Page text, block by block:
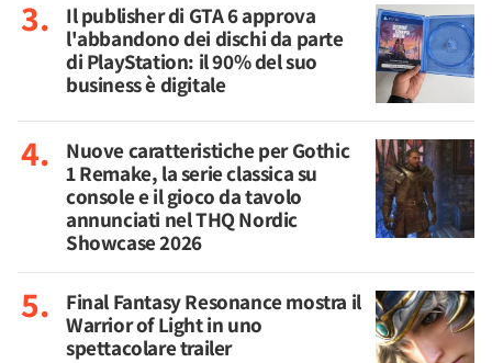
Il publisher di GTA 6 approva
l'abbandono dei dischi da parte
di PlayStation: il 90% del suo
business è digitale
Nuove caratteristiche per Gothic
1 Remake, la serie classica su
console e il gioco da tavolo
annunciati nel THQ Nordic
Showcase 2026
Final Fantasy Resonance mostra il
Warrior of Light in uno
spettacolare trailer